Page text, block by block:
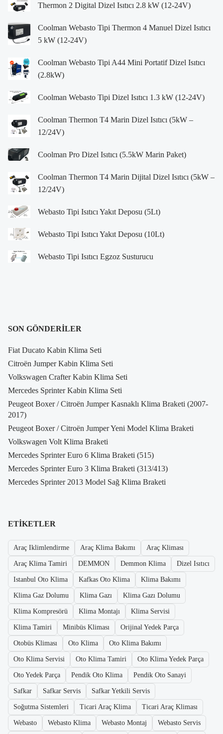
Thermon 2 Digital Dizel Isıtıcı 2.8 kW (12-24V)
Coolman Webasto Tipi Thermon 4 Manuel Dizel Isıtıcı
5 kW (12-24V)
Coolman Webasto Tipi A44 Mini Portatif Dizel Isıtıcı
(2.8kW)
Coolman Webasto Tipi Dizel Isıtıcı 1.3 kW (12-24V)
Coolman Thermon T4 Marin Dizel Isıtıcı (5kW –
12/24V)
Coolman Pro Dizel Isıtıcı (5.5kW Marin Paket)
Coolman Thermon T4 Marin Dijital Dizel Isıtıcı (5kW –
12/24V)
Webasto Tipi Isıtıcı Yakıt Deposu (5Lt)
Webasto Tipi Isıtıcı Yakıt Deposu (10Lt)
Webasto Tipi Isıtıcı Egzoz Susturucu
SON GÖNDERILER
Fiat Ducato Kabin Klima Seti
Citroën Jumper Kabin Klima Seti
Volkswagen Crafter Kabin Klima Seti
Mercedes Sprinter Kabin Klima Seti
Peugeot Boxer / Citroën Jumper Kasnaklı Klima Braketi (2007-
2017)
Peugeot Boxer / Citroën Jumper Yeni Model Klima Braketi
Volkswagen Volt Klima Braketi
Mercedes Sprinter Euro 6 Klima Braketi (515)
Mercedes Sprinter Euro 3 Klima Braketi (313/413)
Mercedes Sprinter 2013 Model Sağ Klima Braketi
ETIKETLER
Araç Iklimlendirme Araç Klima Bakımı Araç Kliması
Araç Klima Tamiri DEMMON Demmon Klima Dizel Isıtıcı
Istanbul Oto Klima Kafkas Oto Klima Klima Bakımı
Klima Gaz Dolumu Klima Gazı Klima Gazı Dolumu
Klima Kompresörü Klima Montajı Klima Servisi
Klima Tamiri Minibüs Kliması Orijinal Yedek Parça
Otobüs Kliması Oto Klima Oto Klima Bakımı
Oto Klima Servisi Oto Klima Tamiri Oto Klima Yedek Parça
Oto Yedek Parça Pendik Oto Klima Pendik Oto Sanayi
Safkar Safkar Servis Safkar Yetkili Servis
Soğutma Sistemleri Ticari Araç Klima Ticari Araç Kliması
Webasto Webasto Klima Webasto Montaj Webasto Servis